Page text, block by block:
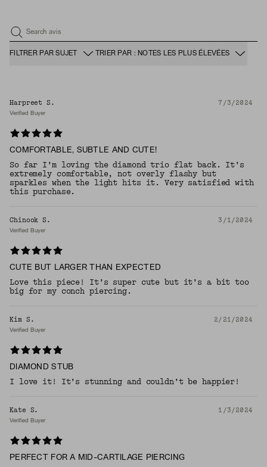
Search avis
FILTRER PAR SUJET TRIER PAR : NOTES LES PLUS ÉLEVÉES
Harpreet S. 7/3/2024
Verified Buyer
COMFORTABLE, SUBTLE AND CUTE!
So far I’m loving the diamond trio flat back. It’s
extremely comfortable, not overly flashy but
sparkles when the light hits it. Very satisfied with
this purchase.
Chinook S. 3/1/2024
Verified Buyer
CUTE BUT LARGER THAN EXPECTED
Love this piece! It’s super cute but it’s a bit too
big for my conch piercing.
Kim S. 2/21/2024
Verified Buyer
DIAMOND STUB
I love it! It’s stunning and couldn’t be happier!
Kate S. 1/3/2024
Verified Buyer
PERFECT FOR A MID-CARTILAGE PIERCING